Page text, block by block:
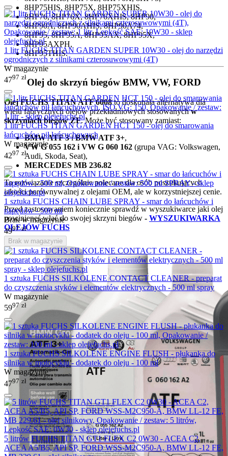
8HP75HIS, 8HP75X, 8HP75XHIS,
8HP76, 8HP76X, 8HP76XHIS, 8HP90,
8HP90A, 8HP90AHIS, 8HP90A74,
8HP95, 8HP95A, 8HP95AX, 8HP95X,
8HP95AXPH,
8HP95THIS.
Olej do skrzyń biegów BMW, VW, FORD
Olej FUCHS TITAN ATF 6008to doskonała alternatywa dla
wielu fabrycznych olejów przekładniowych stosowanychw
skrzyniach biegów ZF. Może być stosowany zamiast:
BMW ATF 3iBMW ATF 3+,
VW G 055 162 i VW G 060 162 (grupa VAG: Volkswagen,
Audi, Skoda, Seat),
MERCEDES MB 236.82
To rozwiązanie szczególnie polecane dla osób poszukujących
jakości porównywalnej z olejami OEM, ale w korzystniejszej cenie.
Przed zastosowaniem koniecznie sprawdź w wyszukiwarce jaki olej
powinieneś wlać do swojej skrzyni biegów - WYSZUKIWARKA
OLEJÓW FUCHS
1 litr FUCHS TITAN GARDEN SUPER 10W30 - olej do narzędzi
ogrodniczych z silnikami czterosuwowymi (4T)
W magazynie
4797 zł
1 litr FUCHS TITAN GARDEN HCT 150 - olej do smarowania
łańcuchów pił łańcuchowych
W magazynie
4297 zł
1 sztuka FUCHS CHAIN LUBE SPRAY - smar do łańcuchów i
napędów - 500 ml
Brak w magazynie
4997 zł
Brak w magazynie
1 sztuka FUCHS SILKOLENE CONTACT CLEANER - preparat
do czyszczenia styków i elementów elektrycznych - 500 ml spray
W magazynie
5997 zł
1 sztuka FUCHS SILKOLENE ENGINE FLUSH - płukanka do
silnika w motocyklu - dodatek do oleju - 100 ml
W magazynie
4797 zł
5 litrów FUCHS TITAN GT1 FLEX C2 0W30 - ACEA C2,
ACEA A5/B5, API SP, FORD WSS-M2C950-A, BMW LL-12 FE,